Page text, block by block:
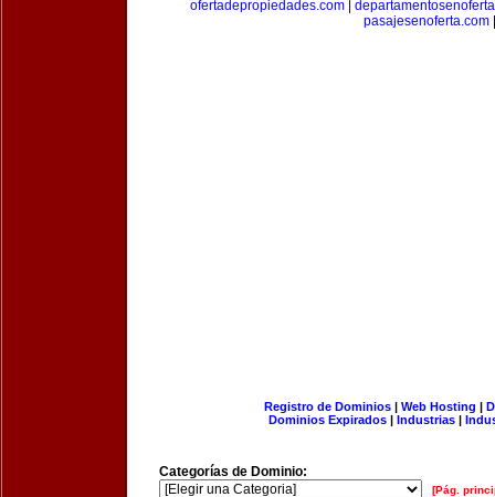
ofertadepropiedades.com
pasajesenoferta.com
Registro de Dominios| Web Hosting |
Dominios Expirados | Industrias |
Categorías de Dominio:
[Pág.